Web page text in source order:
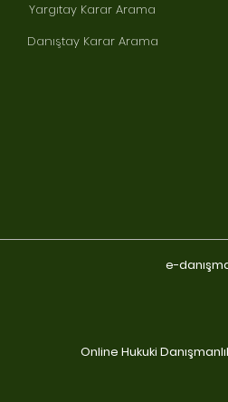
Yargıtay Karar Arama
Danıştay Karar Arama
e-
Online Hukuki